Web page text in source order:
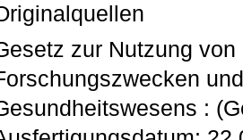
zur Nutzung
: